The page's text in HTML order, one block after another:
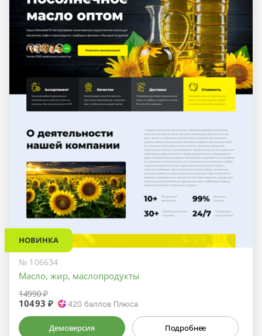
НОВИНКА
№ 106634
Масло, жир, маслопродукты
14990 ₽
10493 ₽ 420 баллов Плюса
Демоверсия Подробнее